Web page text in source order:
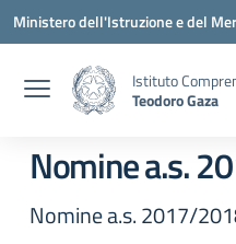
Vai ai contenuti
Vai al menu di navigazione
Vai al footer
Ministero dell'Istruzione e del
Istituto
Teodoro Gaza
Nomine a.s.
Nomine a.s. 2017/